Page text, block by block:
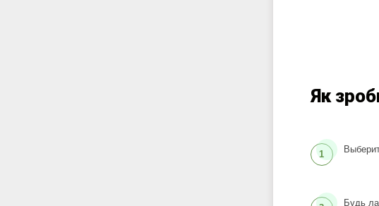
Як
1
Будь